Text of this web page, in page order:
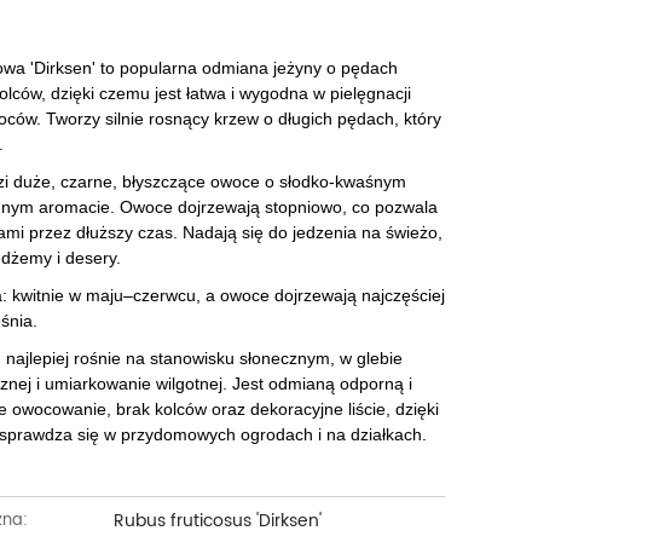
Pięciorniki
Piwonie
Powojniki - Clematisy
Różaneczniki
Tawuły i tawułki
Wisterie
Żarnowce
Pozostałe
'Dirksen' to popularna odmiana jeżyny o pędach
dzięki czemu jest łatwa i wygodna w pielęgnacji
Tworzy silnie rosnący krzew o długich pędach, który
duże, czarne, błyszczące owoce o słodko-kwaśnym
aromacie. Owoce dojrzewają stopniowo, co pozwala
przez dłuższy czas. Nadają się do jedzenia na świeżo,
i desery.
kwitnie w maju–czerwcu, a owoce dojrzewają najczęściej
rośnie na stanowisku słonecznym, w glebie
i umiarkowanie wilgotnej. Jest odmianą odporną i
owocowanie, brak kolców oraz dekoracyjne liście, dzięki
się w przydomowych ogrodach i na działkach.
Rubus fruticosus 'Dirksen'